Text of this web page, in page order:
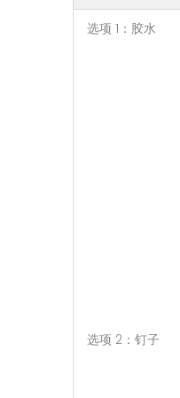
选项 1：胶水
选项 2：钉子